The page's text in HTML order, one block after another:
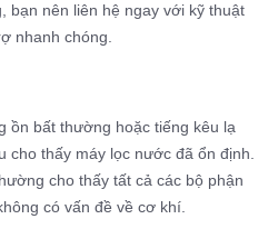
bạn nên liên hệ ngay với kỹ thuật
nhanh chóng.
ồn bất thường hoặc tiếng kêu lạ
cho thấy máy lọc nước đã ổn định.
cho thấy tất cả các bộ phận
có vấn đề về cơ khí.